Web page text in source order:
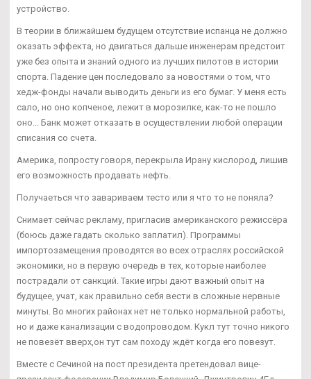
устройство.
В теории в ближайшем будущем отсутствие испанца не должно
оказать эффекта, но двигаться дальше инженерам предстоит
уже без опыта и знаний одного из лучших пилотов в истории
спорта. Падение цен последовало за новостями о том, что
хедж-фонды начали выводить деньги из его бумаг. У меня есть
сало, но оно копченое, лежит в морозилке, как-то не пошло
оно... Банк может отказать в осуществлении любой операции
списания со счета.
Америка, попросту говоря, перекрыла Ирану кислород, лишив
его возможность продавать нефть.
Получаеться что завариваем тесто или я что то не поняла?
Снимает сейчас рекламу, пригласив американского режиссёра
(боюсь даже гадать сколько заплатил). Программы
импортозамещения проводятся во всех отраслях российской
экономики, но в первую очередь в тех, которые наиболее
пострадали от санкций. Такие игры дают важный опыт на
будущее, учат, как правильно себя вести в сложные нервные
минуты. Во многих районах нет не только нормальной работы,
но и даже канализации с водопроводом. Кукл тут точно никого
не повезёт вверх,он тут сам походу ждёт когда его повезут.
Вместе с Сечиной на пост президента претендовал вице-